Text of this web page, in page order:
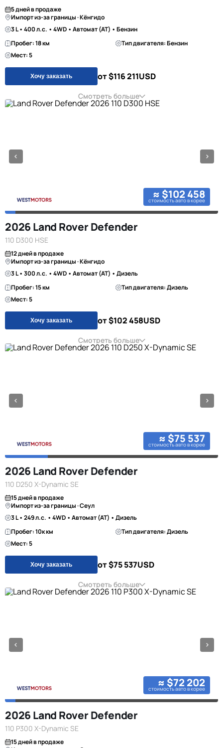
5 дней в продаже
Импорт из-за границы · Кёнгидо
3 L • 400 л.с. • 4WD • Автомат (AT) • Бензин
Пробег: 18 км
Тип двигателя: Бензин
Мест: 5
Хочу заказать от $116 211USD
Смотреть больше
≈ $102 458
стоимость авто в корее
2026 Land Rover Defender
110 D300 HSE
12 дней в продаже
Импорт из-за границы · Кёнгидо
3 L • 300 л.с. • 4WD • Автомат (AT) • Дизель
Пробег: 15 км
Тип двигателя: Дизель
Мест: 5
Хочу заказать от $102 458USD
Смотреть больше
≈ $75 537
стоимость авто в корее
2026 Land Rover Defender
110 D250 X-Dynamic SE
15 дней в продаже
Импорт из-за границы · Сеул
3 L • 249 л.с. • 4WD • Автомат (AT) • Дизель
Пробег: 10к км
Тип двигателя: Дизель
Мест: 5
Хочу заказать от $75 537USD
Смотреть больше
≈ $72 202
стоимость авто в корее
2026 Land Rover Defender
110 P300 X-Dynamic SE
15 дней в продаже